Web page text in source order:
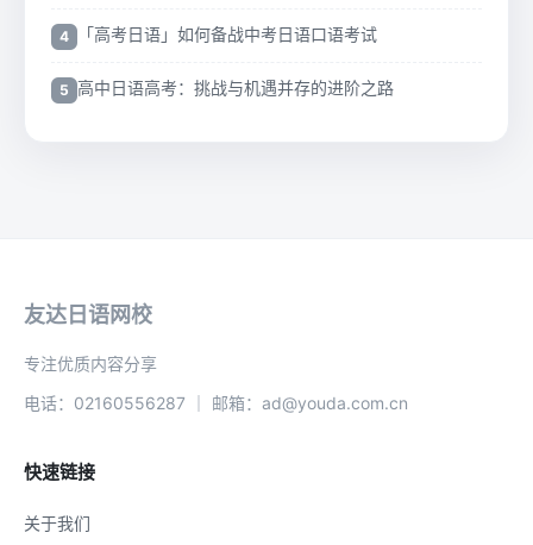
「高考日语」如何备战中考日语口语考试
高中日语高考：挑战与机遇并存的进阶之路
友达日语网校
专注优质内容分享
电话：02160556287 ｜ 邮箱：ad@youda.com.cn
快速链接
关于我们